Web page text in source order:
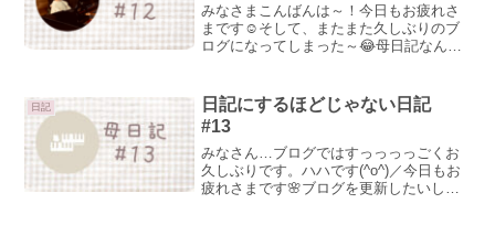
みなさまこんばんは～！今日もお疲れさ
まです☺そして、またまた久しぶりのブ
ログになってしまった～😂母日記なん
やインスタを見ていただいている方はご
存じかと思いますが、...
日記
日記にするほどじゃない日記
#13
みなさん…ブログではすっっっっごくお
久しぶりです。ハハです(^o^)／今日もお
疲れさまです🌸ブログを更新したいした